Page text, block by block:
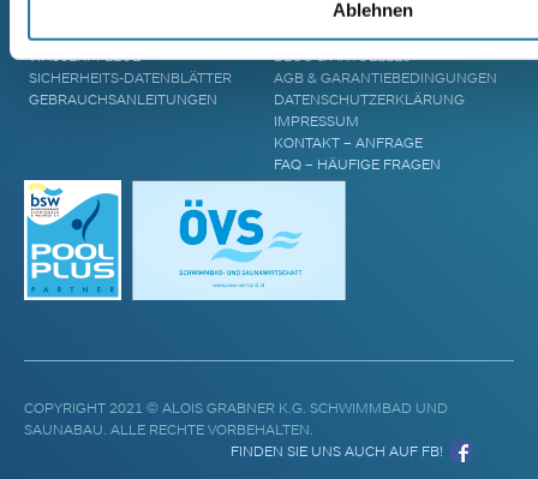
Ablehnen
POOL UPGRADES
WASSERPFLEGE
SICHERHEITS-DATENBLÄTTER
GEBRAUCHSANLEITUNGEN
ZUKUNFT
STANDORTE
BLOG & AKTUELLES
AGB & GARANTIEBEDINGUNGEN
DATENSCHUTZERKLÄRUNG
IMPRESSUM
KONTAKT – ANFRAGE
FAQ – HÄUFIGE FRAGEN
COPYRIGHT 2021 © ALOIS GRABNER K.G. SCHWIMMBAD UND
SAUNABAU. ALLE RECHTE VORBEHALTEN.
FINDEN SIE UNS AUCH AUF FB!